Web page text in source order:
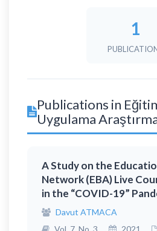
1
Publications in
Uygulama
A Study on the
Network (EBA) Live
in the “COVID-19”
Davut ATMACA
Vol. 7, No. 3
2021